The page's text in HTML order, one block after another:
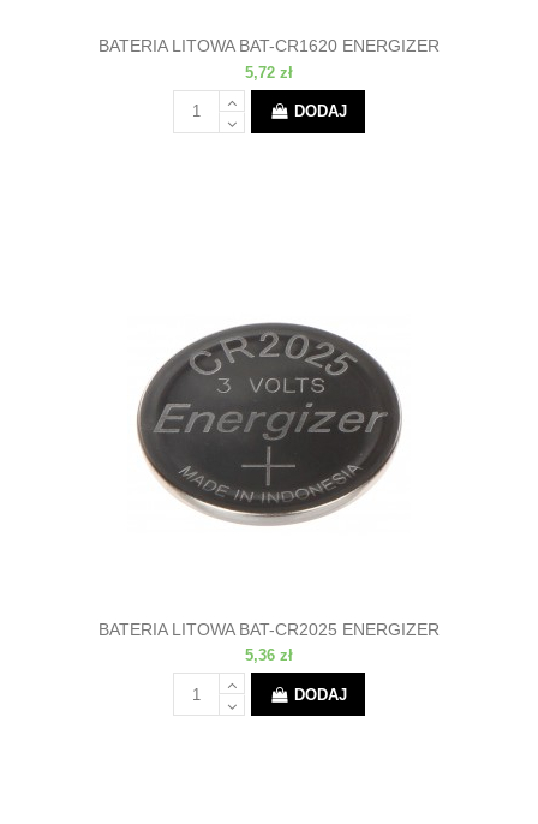
BATERIA LITOWA BAT-CR1620 ENERGIZER
5,72 zł
DODAJ
BATERIA LITOWA BAT-CR2025 ENERGIZER
5,36 zł
DODAJ